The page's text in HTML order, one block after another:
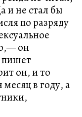
и не стал бы
по разряду
он
пишет
он, и то
в году, а